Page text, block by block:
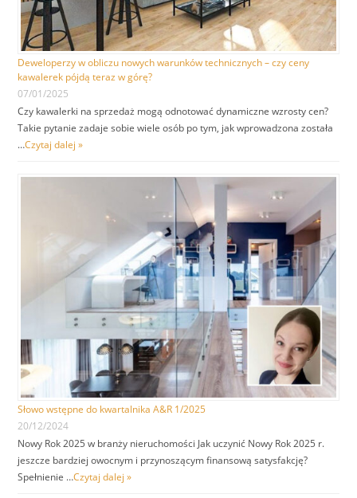
Deweloperzy w obliczu nowych warunków technicznych – czy ceny
kawalerek pójdą teraz w górę?
07/01/2025
Czy kawalerki na sprzedaż mogą odnotować dynamiczne wzrosty cen?
Takie pytanie zadaje sobie wiele osób po tym, jak wprowadzona została
…Czytaj dalej »
Słowo wstępne do kwartalnika A&R 1/2025
20/12/2024
Nowy Rok 2025 w branży nieruchomości Jak uczynić Nowy Rok 2025 r.
jeszcze bardziej owocnym i przynoszącym finansową satysfakcję?
Spełnienie …Czytaj dalej »